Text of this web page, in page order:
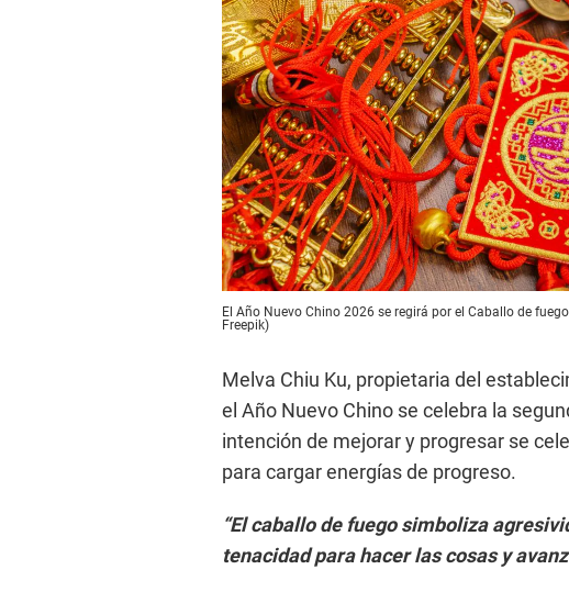
El Año Nuevo Chino 2026 se regirá por el Caballo de
Freepik)
Melva Chiu Ku, propietaria del
el Año Nuevo Chino se celebra la
intención de mejorar y progresar se
para cargar energías de progreso.
“El caballo de fuego simboliza
tenacidad para hacer las cosas y